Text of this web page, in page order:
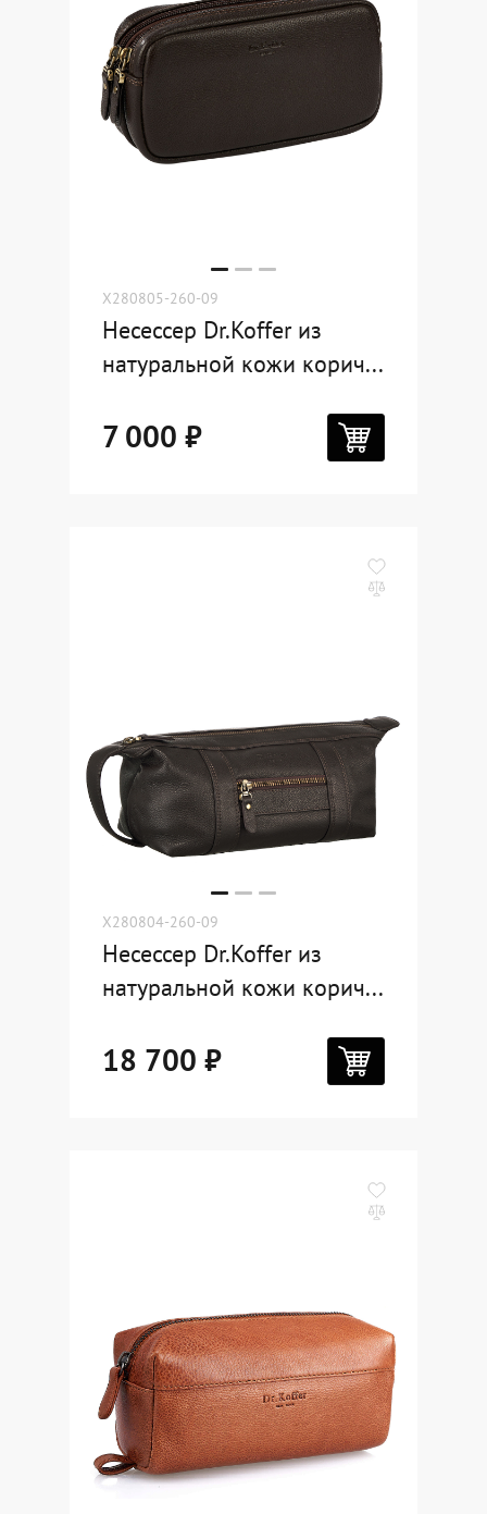
X280805-260-09
Несессер Dr.Koffer из
натуральной кожи корич...
7 000 ₽
X280804-260-09
Несессер Dr.Koffer из
натуральной кожи корич...
18 700 ₽